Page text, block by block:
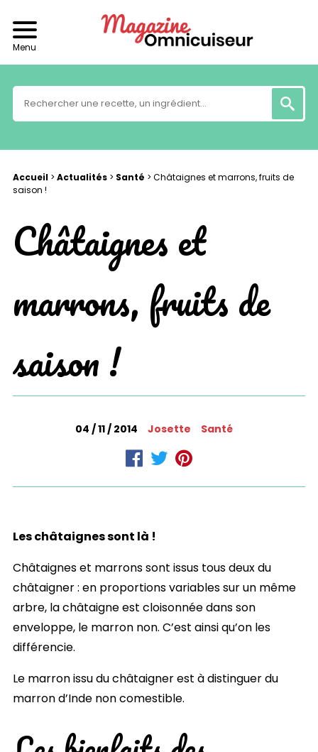
Menu
Accueil> Actualités> Santé > Châtaignes et marrons, fruits de
saison !
Châtaignes et
marrons, fruits de
saison !
04 / 11 / 2014 Josette Santé
Les châtaignes sont là !
Châtaignes et marrons sont issus tous deux du
châtaigner : en proportions variables sur un même
arbre, la châtaigne est cloisonnée dans son
enveloppe, le marron non. C’est ainsi qu’on les
différencie.
Le marron issu du châtaigner est à distinguer du
marron d’Inde non comestible.